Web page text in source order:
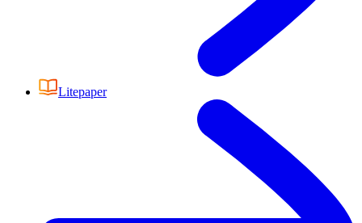
Litepaper